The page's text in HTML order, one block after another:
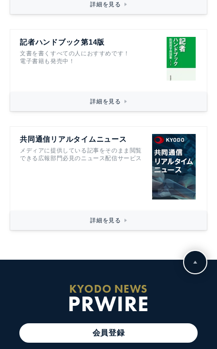
詳細を見る
記者ハンドブック第14版
文書を書くすべての人におすすめです！
電子書籍も発売中！
詳細を見る
共同通信リアルタイムニュース
メディアに提供している記事をそのまま閲覧
できる広報部門必見のニュース配信サービス
詳細を見る
KYODO NEWS
PRWIRE
会員登録